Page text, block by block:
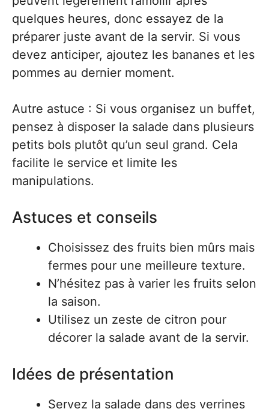
quelques heures, donc essayez de la
préparer juste avant de la servir. Si vous
devez anticiper, ajoutez les bananes et les
pommes au dernier moment.
Autre astuce : Si vous organisez un buffet,
pensez à disposer la salade dans plusieurs
petits bols plutôt qu’un seul grand. Cela
facilite le service et limite les
manipulations.
Astuces et conseils
Choisissez des fruits bien mûrs mais
fermes pour une meilleure texture.
N’hésitez pas à varier les fruits selon
la saison.
Utilisez un zeste de citron pour
décorer la salade avant de la servir.
Idées de présentation
Servez la salade dans des verrines